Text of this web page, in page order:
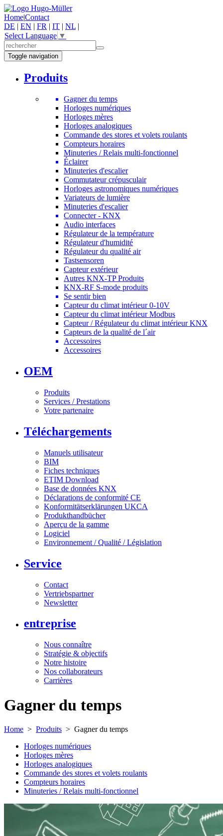
Home|Contact
DE | EN | FR | IT | NL |
Select Language ▼
Toggle navigation
Produits
Gagner du temps
Horloges numériques
Horloges mères
Horloges analogiques
Commande des stores et volets roulants
Compteurs horaires
Minuteries / Relais multi-fonctionnel
Éclairer
Minuteries d'escalier
Commutateur crépusculair
Horloges astronomiques numériques
Variateurs de lumière
Minuteries d'escalier
Connecter - KNX
Audio interfaces
Régulateur de la température
Régulateur d'humidité
Régulateur du qualité air
Tastsensoren
Capteur extérieur
Autres KNX-TP Produits
KNX-RF S-mode produits
Se sentir bien
Capteur du climat intérieur 0-10V
Capteur du climat intérieur Modbus
Capteur / Régulateur du climat intérieur KNX
Capteurs de la qualité de l´air
Accessoires
Accessoires
OEM
Produits
Services / Prestations
Votre partenaire
Téléchargements
Manuels utilisateur
BIM
Fiches techniques
ETIM Download
Base de données KNX
Déclarations de conformité CE
Konformitätserklärungen UKCA
Produkthandbücher
Aperçu de la gamme
Logiciel
Environnement / Qualité / Législation
Service
Contact
Vertriebspartner
Newsletter
entreprise
Nous connaître
Stratégie & objectifs
Notre histoire
Nos collaborateurs
Carrières
Gagner du temps
Home > Produits > Gagner du temps
Horloges numériques
Horloges mères
Horloges analogiques
Commande des stores et volets roulants
Compteurs horaires
Minuteries / Relais multi-fonctionnel